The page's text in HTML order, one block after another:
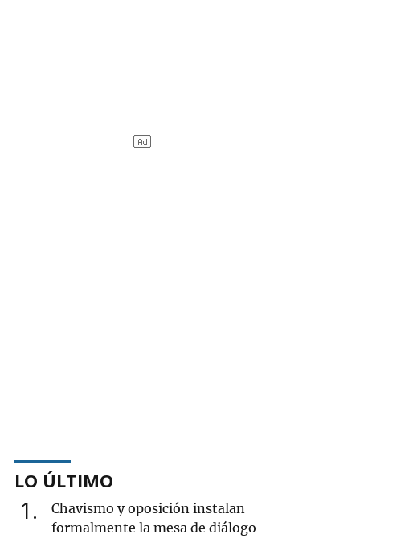
LO ÚLTIMO
1
Chavismo y oposición instalan
formalmente la mesa de diálogo